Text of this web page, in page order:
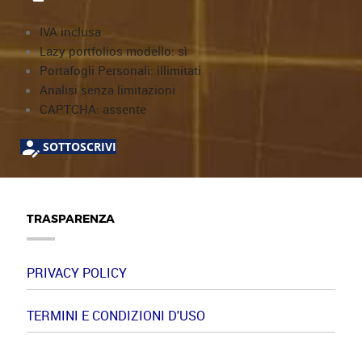
IVA inclusa
Lazy portfolios modello: sì
Portafogli Personali: illimitati
Analisi senza limitazioni
CAPTCHA: assente
SOTTOSCRIVI
TRASPARENZA
PRIVACY POLICY
TERMINI E CONDIZIONI D'USO